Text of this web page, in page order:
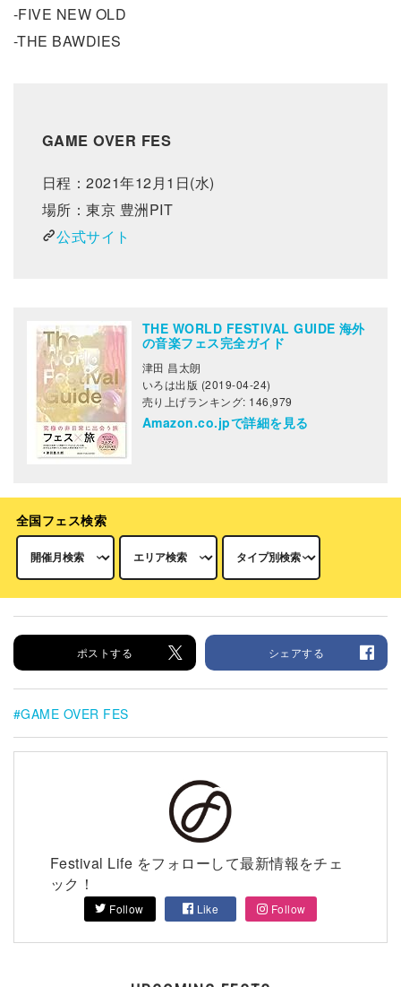
-FIVE NEW OLD
-THE BAWDIES
GAME OVER FES
日程：2021年12月1日(水)
場所：東京 豊洲PIT
公式サイト
THE WORLD FESTIVAL GUIDE 海外
の音楽フェス完全ガイド
津田 昌太朗
いろは出版 (2019-04-24)
売り上げランキング: 146,979
Amazon.co.jpで詳細を見る
全国フェス検索
ポストする シェアする
GAME OVER FES
Festival Life をフォローして最新情報をチェ
ック！
Follow Like Follow